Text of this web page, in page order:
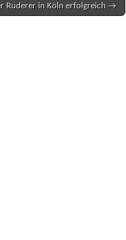
Ruderer in Köln erfolgreich →